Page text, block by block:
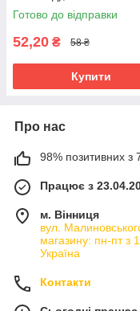
Готово до відправки
52,20 ₴ 58 ₴
Купити
Про нас
98% позитивних з
Працює з
м. Вінниця
вул.
магазину: пн-пт з
Україна
Контакти